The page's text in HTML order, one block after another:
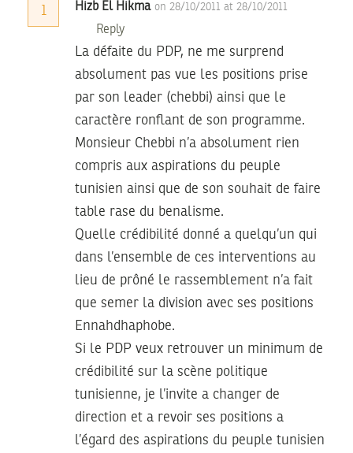
1 Hizb El Hikma on 28/10/2011 at 28/10/2011
Reply
La défaite du PDP, ne me surprend
absolument pas vue les positions prise
par son leader (chebbi) ainsi que le
caractère ronflant de son programme.
Monsieur Chebbi n’a absolument rien
compris aux aspirations du peuple
tunisien ainsi que de son souhait de faire
table rase du benalisme.
Quelle crédibilité donné a quelqu’un qui
dans l’ensemble de ces interventions au
lieu de prôné le rassemblement n’a fait
que semer la division avec ses positions
Ennahdhaphobe.
Si le PDP veux retrouver un minimum de
crédibilité sur la scène politique
tunisienne, je l’invite a changer de
direction et a revoir ses positions a
l’égard des aspirations du peuple tunisien